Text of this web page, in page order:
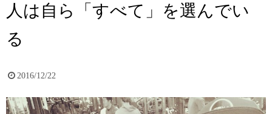
人は自ら「すべて」を選んでい
る
2016/12/22